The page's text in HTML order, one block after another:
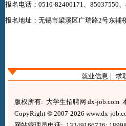
报名电话：0510-82400171、85037550
报名地址：无锡市梁溪区广瑞路2号东辅
就业信息 | 求
版权所有: 大学生招聘网 dx-job.com
CopyRight © 2007-2026 www.dx-